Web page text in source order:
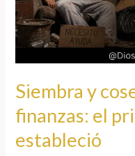
Siembra y
finanzas: el
estableció
finanzas:
el
principio
estableció